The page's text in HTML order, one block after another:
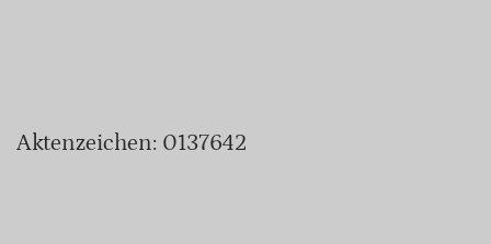
Aktenzeichen: 0137642